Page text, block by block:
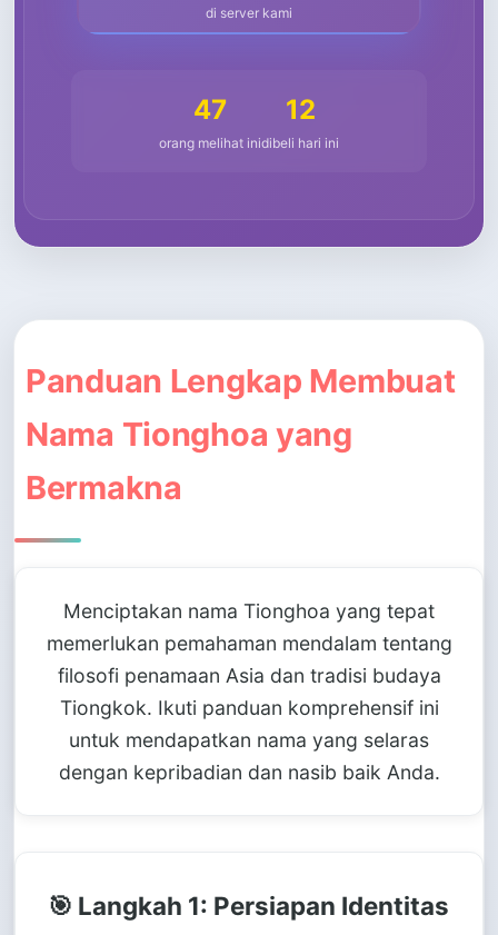
di server kami
47
orang melihat ini
12
dibeli hari ini
Panduan Lengkap Membuat
Nama Tionghoa yang
Bermakna
Menciptakan nama Tionghoa yang tepat
memerlukan pemahaman mendalam tentang
filosofi penamaan Asia dan tradisi budaya
Tiongkok. Ikuti panduan komprehensif ini
untuk mendapatkan nama yang selaras
dengan kepribadian dan nasib baik Anda.
🎯 Langkah 1: Persiapan Identitas